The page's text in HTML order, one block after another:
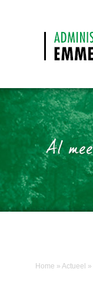
Home » Actueel »